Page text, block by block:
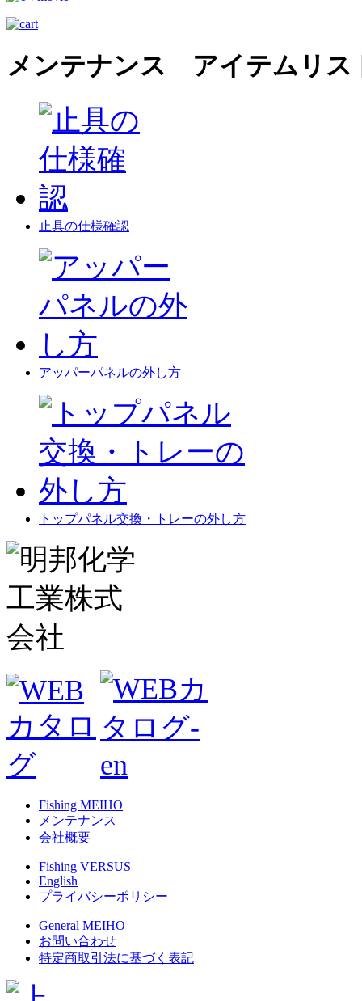
メンテナンス アイテムリス
止具の仕様確認
アッパーパネルの外し方
トップパネル交換・トレーの外し方
Fishing MEIHO
メンテナンス
会社概要
Fishing VERSUS
English
プライバシーポリシー
General MEIHO
お問い合わせ
特定商取引法に基づく表記